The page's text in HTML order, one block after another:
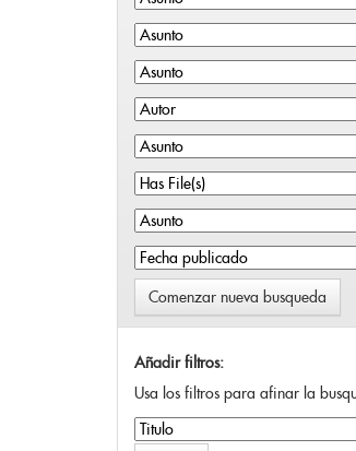
Comenzar nueva busqueda
Añadir filtros:
Usa los filtros para afinar la